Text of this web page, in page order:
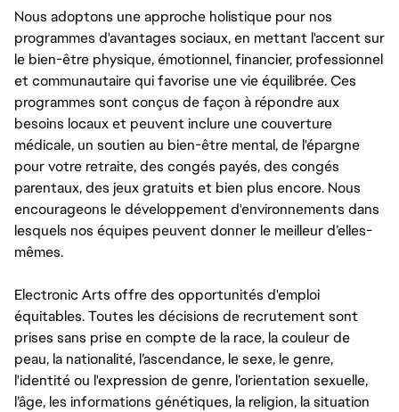
Nous adoptons une approche holistique pour nos
programmes d'avantages sociaux, en mettant l'accent sur
le bien-être physique, émotionnel, financier, professionnel
et communautaire qui favorise une vie équilibrée. Ces
programmes sont conçus de façon à répondre aux
besoins locaux et peuvent inclure une couverture
médicale, un soutien au bien-être mental, de l'épargne
pour votre retraite, des congés payés, des congés
parentaux, des jeux gratuits et bien plus encore. Nous
encourageons le développement d'environnements dans
lesquels nos équipes peuvent donner le meilleur d’elles-
mêmes.
Electronic Arts offre des opportunités d'emploi
équitables. Toutes les décisions de recrutement sont
prises sans prise en compte de la race, la couleur de
peau, la nationalité, l’ascendance, le sexe, le genre,
l'identité ou l'expression de genre, l’orientation sexuelle,
l’âge, les informations génétiques, la religion, la situation